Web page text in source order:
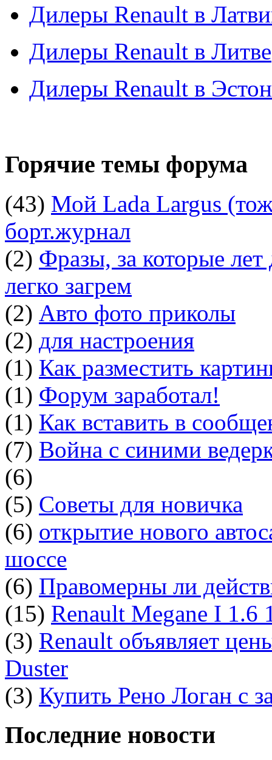
Дилеры Renault в
Дилеры Renault в Литве
Дилеры Renault в
Горячие темы форума
(43) Мой Lada Largus
борт.журнал
(2) Фразы, за которые
легко загрем
(2) Авто фото приколы
(2) для настроения
(1) Как разместить
(1) Форум заработал!
(1) Как вставить в
(7) Война с синими
(6)
(5) Советы для новичка
(6) открытие нового
шоссе
(6) Правомерны ли
(15) Renault Megane I 1.6
(3) Renault объявляет
Duster
(3) Купить Рено Логан с
Последние новости